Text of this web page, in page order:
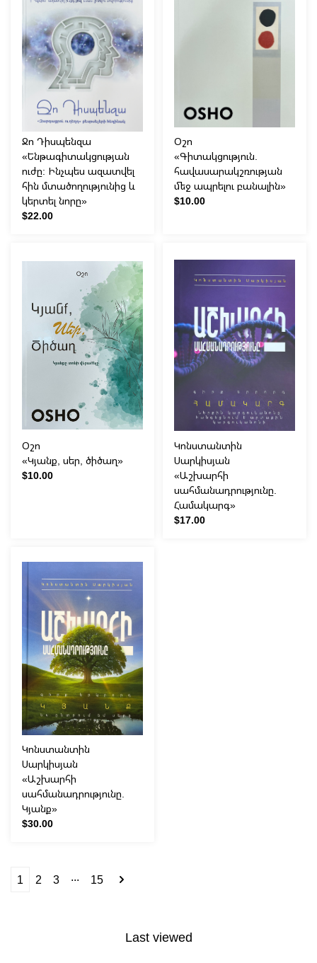
Ջո Դիսպենզա
«Ենթագիտակցության
ուժը: Ինչպես ազատվել
հին մտածողությունից և
կերտել նորը»
$22.00
Օշո
«Գիտակցություն.
հավասարակշռության
մեջ ապրելու բանալին»
$10.00
Օշո
«Կյանք, սեր, ծիծաղ»
$10.00
Կոնստանտին
Սարկիսյան
«Աշխարհի
սահմանադրությունը.
Համակարգ»
$17.00
Կոնստանտին
Սարկիսյան
«Աշխարհի
սահմանադրությունը.
Կյանք»
$30.00
1 2 3 ... 15
Last viewed